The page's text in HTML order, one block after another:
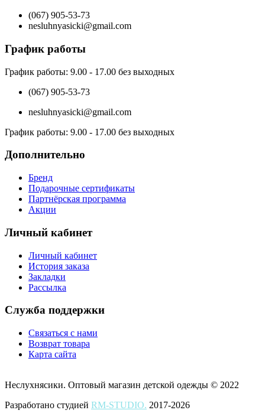
(067) 905-53-73
nesluhnyasicki@gmail.com
График работы
График работы: 9.00 - 17.00 без выходных
(067) 905-53-73
nesluhnyasicki@gmail.com
График работы: 9.00 - 17.00 без выходных
Дополнительно
Бренд
Подарочные сертификаты
Партнёрская программа
Акции
Личный кабинет
Личный кабинет
История заказа
Закладки
Рассылка
Служба поддержки
Связаться с нами
Возврат товара
Карта сайта
Неслухнясики. Оптовый магазин детской одежды © 2022
Разработано студией RM-STUDIO. 2017-2026